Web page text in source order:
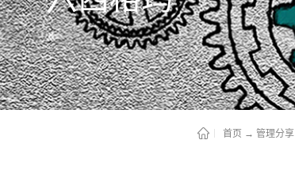
首页 → 管理分享